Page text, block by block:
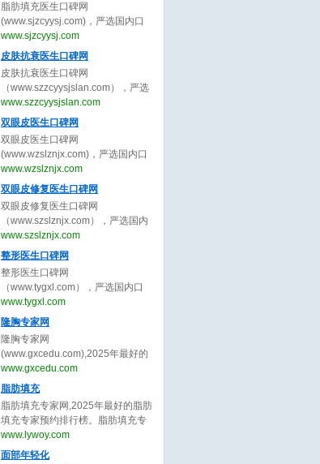
微整求美者整形决策提出最真实的
注射微整医美评价参考。做注射微
整医美前，先上注射微整医生口碑
网。
脂肪填充医生口碑网
(www.sjzcyysj.com)，严选国内口
碑最好的脂肪填充医生，收集全网
最真实的关于脂肪填充医生、脂肪
填充求美者整形决策提出最真实的
脂肪填充医美评价参考。做脂肪填
充医美前，先上脂肪填充医生口碑
网。
www.sjzcyysj.com
皮肤抗衰医生口碑网
皮肤抗衰医生口碑网
（www.szzcyysjslan.com），严选
国内口碑最好的皮肤抗衰医生，收
集全网最真实的关于皮肤抗衰医
价，为皮肤抗衰求美者整形决策提
出最真实的皮肤抗衰医美评价参
考。做皮肤抗衰医美前，先上皮肤
抗衰医生口碑网。
www.szzcyysjslan.com
双眼皮医生口碑网
双眼皮医生口碑网
(www.wzslznjx.com)，严选国内口
碑最好的双眼皮医生，收集全网最
真实的关于双眼皮医生、双眼皮专
者整形决策提出最真实的双眼皮医
美评价参考。做双眼皮医美前，先
上双眼皮医生口碑网。
www.wzslznjx.com
双眼皮修复医生口碑网
双眼皮修复医生口碑网
（www.szslznjx.com），严选国内
口碑最好的双眼皮修复医生，收集
全网最真实的关于眼修复医生、双
眼修复求美者整形决策提出最真实
的眼修复医美评价参考。做双眼皮
修复前，先上双眼皮修复医生口碑
网。
www.szslznjx.com
整形医生口碑网
整形医生口碑网
（www.tygxl.com），严选国内口
碑最好的整形医生，收集全网最真
实的关于整形医生、整容医生的最
出最真实的医美评价参考。整容
前，先上整形医生口碑网
www.tygxl.com
隆胸专家网
隆胸专家网
(www.gxcedu.com),2025年最好的
隆胸专家预约排行榜。隆胸专家
网，提供,许扬滨,李胜旭,郑志芳,林
巍,王明利等关于隆胸的专家和信
息。预约咨询微信：
bianmei0528。隆胸是指通过医学
或非医学手段增大乳房体积、改善
www.gxcedu.com
脂肪填充
脂肪填充专家网,2025年最好的脂肪
填充专家预约排行榜。脂肪填充专
家网，提供,曹孟君,汪新伟,刘李娜,
刘冲,李建锐,程辰,王志强,王东,鲁峰,
www.lywoy.com
面部年轻化